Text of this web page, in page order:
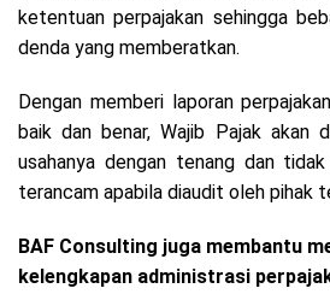
ketentuan perpajakan sehingga
denda yang memberatkan.
Dengan memberi laporan
baik dan benar, Wajib Pajak akan
usahanya dengan tenang dan
terancam apabila diaudit oleh pihak
BAF Consulting juga membantu
kelengkapan administrasi